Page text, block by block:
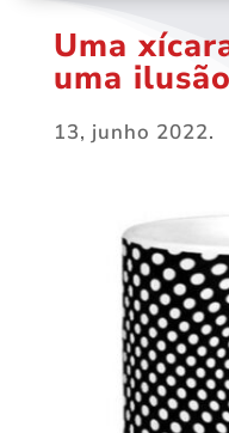
Uma
uma
13, junho 2022.